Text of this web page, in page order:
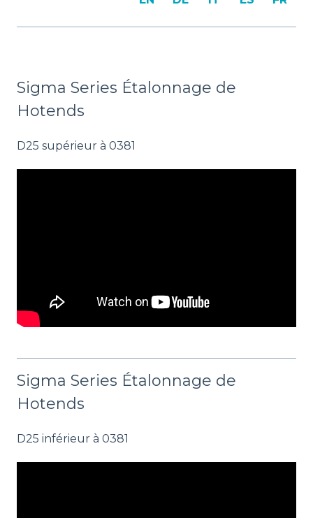
Sigma Series Étalonnage de
Hotends
D25 supérieur à 0381
Sigma Series Étalonnage de
Hotends
D25 inférieur à 0381